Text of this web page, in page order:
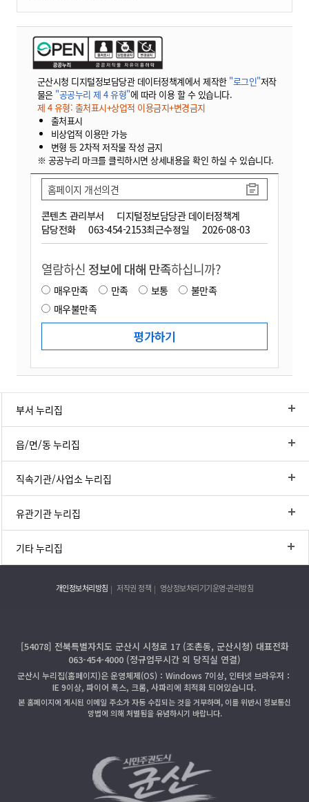
군산시청 디지털정보담당관 데이터정책계에서 제작한 "로그인"저작
물은 "공공누리 제 4 유형"에 따라 이용 할 수 있습니다.
제 4 유형: 출처표시+상업적 이용금지+변경금지
출처표시
비상업적 이용만 가능
변형 등 2차적 저작물 작성 금지
※ 공공누리 마크를 클릭하시면 상세내용을 확인 하실 수 있습니다.
콘텐츠 관리부서
디지털정보담당관 데이터정책계
담당전화
063-454-2153최근수정일 2026-08-03
홈페이지 개선의견
열람하신 정보에 대해 만족하십니까?
매우만족 만족 보통
불만족
매우불만족
부서 누리집
읍/면/동 누리집
직속기관/사업소 누리집
유관기관 누리집
기타 누리집
개인정보처리방침 저작권 정책 영상정보처리기기운영·관리방침
[54078] 전북특별자치도 군산시 시청로 17 (조촌동, 군산시청) 대표전화
063-454-4000 (정규업무시간 외 당직실 연결)
군산시 누리집(홈페이지)은 운영체제(OS)：Windows 7이상, 인터넷 브라우저：
IE 9이상, 파이어 폭스, 크롬, 사파리에 최적화 되어있습니다.
본 홈페이지에 게시된 이메일 주소가 자동 수집되는 것을 거부하며, 이를 위반시 정보통신
망법에 의해 처벌됨을 유념하시기 바랍니다.